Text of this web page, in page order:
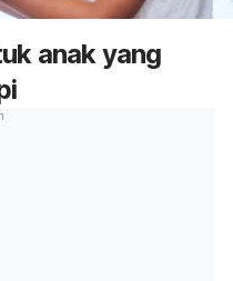
anak yang